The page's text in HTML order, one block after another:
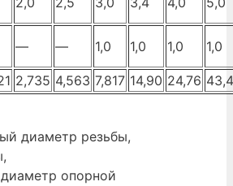
— — 1,0 1,0 1,0 1,0
2,735 4,563 7,817 14,90 24,76
диаметр резьбы,
опорной